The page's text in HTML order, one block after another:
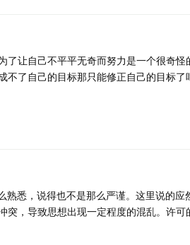
了让自己不平平无奇而努力是一个很奇
不了自己的目标那只能修正自己的目标
熟悉，说得也不是那么严谨。这里说的
突，导致思想出现一定程度的混乱。许